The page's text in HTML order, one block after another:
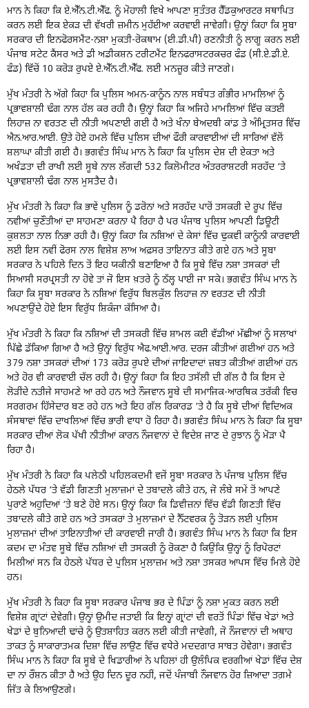
ਮਾਨ ਨੇ ਕਿਹਾ ਕਿ ਏ.ਐੱਨ.ਟੀ.ਐੱਫ. ਨੂੰ ਮੋਹਾਲੀ ਵਿਖੇ ਆਪਣਾ ਸੁਤੰਤਰ ਹੈੱਡਕੁਆਰਟਰ ਸਥਾਪਿਤ
ਕਰਨ ਲਈ ਇਕ ਏਕੜ ਦੀ ਵੱਖਰੀ ਜ਼ਮੀਨ ਮੁਹੱਈਆ ਕਰਵਾਈ ਜਾਵੇਗੀ। ਉਨ੍ਹਾਂ ਕਿਹਾ ਕਿ ਸੂਬਾ
ਸਰਕਾਰ ਦੀ ਇਨਫੋਰਸਮੈਂਟ-ਨਸ਼ਾ ਮੁਕਤੀ-ਰੋਕਥਾਮ (ਈ.ਡੀ.ਪੀ) ਰਣਨੀਤੀ ਨੂੰ ਲਾਗੂ ਕਰਨ ਲਈ
ਪੰਜਾਬ ਸਟੇਟ ਕੈਂਸਰ ਅਤੇ ਡੀ ਅਡੀਕਸ਼ਨ ਟਰੀਟਮੈਂਟ ਇਨਫਰਾਸਟਰਕਚਰ ਫੰਡ (ਸੀ.ਏ.ਡੀ.ਏ.
ਫੰਡ) ਵਿੱਚੋਂ 10 ਕਰੋੜ ਰੁਪਏ ਏ.ਐੱਨ.ਟੀ.ਐੱਫ. ਲਈ ਮਨਜ਼ੂਰ ਕੀਤੇ ਜਾਣਗੇ।
ਮੁੱਖ ਮੰਤਰੀ ਨੇ ਅੱਗੇ ਕਿਹਾ ਕਿ ਪੁਲਿਸ ਅਮਨ-ਕਾਨੂੰਨ ਨਾਲ ਸਬੰਧਤ ਗੰਭੀਰ ਮਾਮਲਿਆਂ ਨੂੰ
ਪ੍ਰਭਾਵਸ਼ਾਲੀ ਢੰਗ ਨਾਲ ਹੱਲ ਕਰ ਰਹੀ ਹੈ। ਉਨ੍ਹਾਂ ਕਿਹਾ ਕਿ ਅਜਿਹੇ ਮਾਮਲਿਆਂ ਵਿੱਚ ਕਤਈ
ਲਿਹਾਜ਼ ਨਾ ਵਰਤਣ ਦੀ ਨੀਤੀ ਅਪਣਾਈ ਗਈ ਹੈ ਅਤੇ ਖੰਨਾ ਬੇਅਦਬੀ ਕਾਂਡ ਤੇ ਅੰਮ੍ਰਿਤਸਰ ਵਿੱਚ
ਐਨ.ਆਰ.ਆਈ. ਉਤੇ ਹੋਏ ਹਮਲੇ ਵਿੱਚ ਪੁਲਿਸ ਦੀਆਂ ਫੌਰੀ ਕਾਰਵਾਈਆਂ ਦੀ ਸਾਰਿਆਂ ਵੱਲੋਂ
ਸ਼ਲਾਘਾ ਕੀਤੀ ਗਈ ਹੈ। ਭਗਵੰਤ ਸਿੰਘ ਮਾਨ ਨੇ ਕਿਹਾ ਕਿ ਪੁਲਿਸ ਦੇਸ਼ ਦੀ ਏਕਤਾ ਅਤੇ
ਅਖੰਡਤਾ ਦੀ ਰਾਖੀ ਲਈ ਸੂਬੇ ਨਾਲ ਲੱਗਦੀ 532 ਕਿਲੋਮੀਟਰ ਅੰਤਰਰਾਸ਼ਟਰੀ ਸਰਹੱਦ ‘ਤੇ
ਪ੍ਰਭਾਵਸ਼ਾਲੀ ਢੰਗ ਨਾਲ ਮੁਸਤੈਦ ਹੈ।
ਮੁੱਖ ਮੰਤਰੀ ਨੇ ਕਿਹਾ ਕਿ ਭਾਵੇਂ ਪੁਲਿਸ ਨੂੰ ਡਰੋਨਾਂ ਅਤੇ ਸਰਹੱਦ ਪਾਰੋਂ ਤਸਕਰੀ ਦੇ ਰੂਪ ਵਿੱਚ
ਨਵੀਆਂ ਚੁਣੌਤੀਆਂ ਦਾ ਸਾਹਮਣਾ ਕਰਨਾ ਪੈ ਰਿਹਾ ਹੈ ਪਰ ਪੰਜਾਬ ਪੁਲਿਸ ਆਪਣੀ ਡਿਊਟੀ
ਕੁਸ਼ਲਤਾ ਨਾਲ ਨਿਭਾ ਰਹੀ ਹੈ। ਉਨ੍ਹਾਂ ਕਿਹਾ ਕਿ ਨਸ਼ਿਆਂ ਦੇ ਕੇਸਾਂ ਵਿੱਚ ਢੁਕਵੀਂ ਕਾਨੂੰਨੀ ਕਾਰਵਾਈ
ਲਈ ਇਸ ਨਵੀਂ ਫੋਰਸ ਨਾਲ ਵਿਸ਼ੇਸ਼ ਲਾਅ ਅਫ਼ਸਰ ਤਾਇਨਾਤ ਕੀਤੇ ਗਏ ਹਨ ਅਤੇ ਸੂਬਾ
ਸਰਕਾਰ ਨੇ ਪਹਿਲੇ ਦਿਨ ਤੋਂ ਇਹ ਯਕੀਨੀ ਬਣਾਇਆ ਹੈ ਕਿ ਸੂਬੇ ਵਿੱਚ ਨਸ਼ਾ ਤਸਕਰਾਂ ਦੀ
ਸਿਆਸੀ ਸਰਪ੍ਰਸਤੀ ਨਾ ਹੋਵੇ ਤਾਂ ਜੋ ਇਸ ਖ਼ਤਰੇ ਨੂੰ ਠੱਲ੍ਹ ਪਾਈ ਜਾ ਸਕੇ। ਭਗਵੰਤ ਸਿੰਘ ਮਾਨ ਨੇ
ਕਿਹਾ ਕਿ ਸੂਬਾ ਸਰਕਾਰ ਨੇ ਨਸ਼ਿਆਂ ਵਿਰੁੱਧ ਬਿਲਕੁੱਲ ਲਿਹਾਜ਼ ਨਾ ਵਰਤਣ ਦੀ ਨੀਤੀ
ਅਪਣਾਉਂਦੇ ਹੋਏ ਇਸ ਵਿਰੁੱਧ ਸ਼ਿਕੰਜਾ ਕੱਸਿਆ ਹੈ।
ਮੁੱਖ ਮੰਤਰੀ ਨੇ ਕਿਹਾ ਕਿ ਨਸ਼ਿਆਂ ਦੀ ਤਸਕਰੀ ਵਿੱਚ ਸ਼ਾਮਲ ਕਈ ਵੱਡੀਆਂ ਮੱਛੀਆਂ ਨੂੰ ਸਲਾਖਾਂ
ਪਿੱਛੇ ਡੱਕਿਆ ਗਿਆ ਹੈ ਅਤੇ ਉਨ੍ਹਾਂ ਵਿਰੁੱਧ ਐਫ.ਆਈ.ਆਰ. ਦਰਜ ਕੀਤੀਆਂ ਗਈਆਂ ਹਨ ਅਤੇ
379 ਨਸ਼ਾ ਤਸਕਰਾਂ ਦੀਆਂ 173 ਕਰੋੜ ਰੁਪਏ ਦੀਆਂ ਜਾਇਦਾਦਾਂ ਜ਼ਬਤ ਕੀਤੀਆਂ ਗਈਆਂ ਹਨ
ਅਤੇ ਹੋਰ ਵੀ ਕਾਰਵਾਈ ਚੱਲ ਰਹੀ ਹੈ। ਉਨ੍ਹਾਂ ਕਿਹਾ ਕਿ ਇਹ ਤਸੱਲੀ ਦੀ ਗੱਲ ਹੈ ਕਿ ਇਸ ਦੇ
ਲੋੜੀਂਦੇ ਨਤੀਜੇ ਸਾਹਮਣੇ ਆ ਰਹੇ ਹਨ ਅਤੇ ਨੌਜਵਾਨ ਸੂਬੇ ਦੀ ਸਮਾਜਿਕ-ਆਰਥਿਕ ਤਰੱਕੀ ਵਿਚ
ਸਰਗਰਮ ਹਿੱਸੇਦਾਰ ਬਣ ਰਹੇ ਹਨ ਅਤੇ ਇਹ ਗੱਲ ਰਿਕਾਰਡ ‘ਤੇ ਹੈ ਕਿ ਸੂਬੇ ਦੀਆਂ ਵਿਦਿਅਕ
ਸੰਸਥਾਵਾਂ ਵਿੱਚ ਦਾਖਲਿਆਂ ਵਿੱਚ ਭਾਰੀ ਵਾਧਾ ਹੋ ਰਿਹਾ ਹੈ। ਭਗਵੰਤ ਸਿੰਘ ਮਾਨ ਨੇ ਕਿਹਾ ਕਿ ਸੂਬਾ
ਸਰਕਾਰ ਦੀਆਂ ਲੋਕ ਪੱਖੀ ਨੀਤੀਆਂ ਕਾਰਨ ਨੌਜਵਾਨਾਂ ਦੇ ਵਿਦੇਸ਼ ਜਾਣ ਦੇ ਰੁਝਾਨ ਨੂੰ ਮੋੜਾ ਪੈ
ਰਿਹਾ ਹੈ।
ਮੁੱਖ ਮੰਤਰੀ ਨੇ ਕਿਹਾ ਕਿ ਪਲੇਠੀ ਪਹਿਲਕਦਮੀ ਵਜੋਂ ਸੂਬਾ ਸਰਕਾਰ ਨੇ ਪੰਜਾਬ ਪੁਲਿਸ ਵਿੱਚ
ਹੇਠਲੇ ਪੱਧਰ ‘ਤੇ ਵੱਡੀ ਗਿਣਤੀ ਮੁਲਾਜ਼ਮਾਂ ਦੇ ਤਬਾਦਲੇ ਕੀਤੇ ਹਨ, ਜੋ ਲੰਬੇ ਸਮੇਂ ਤੋਂ ਆਪਣੇ
ਪੁਰਾਣੇ ਅਹੁਦਿਆਂ ‘ਤੇ ਬਣੇ ਹੋਏ ਸਨ। ਉਨ੍ਹਾਂ ਕਿਹਾ ਕਿ ਡਿਵੀਜ਼ਨਾਂ ਵਿੱਚ ਵੱਡੀ ਗਿਣਤੀ ਵਿੱਚ
ਤਬਾਦਲੇ ਕੀਤੇ ਗਏ ਹਨ ਅਤੇ ਤਸਕਰਾਂ ਤੇ ਮੁਲਾਜ਼ਮਾਂ ਦੇ ਨੈੱਟਵਰਕ ਨੂੰ ਤੋੜਨ ਲਈ ਪੁਲਿਸ
ਮੁਲਾਜ਼ਮਾਂ ਦੀਆਂ ਤਾਇਨਾਤੀਆਂ ਦੀ ਕਾਰਵਾਈ ਜਾਰੀ ਹੈ। ਭਗਵੰਤ ਸਿੰਘ ਮਾਨ ਨੇ ਕਿਹਾ ਕਿ ਇਸ
ਕਦਮ ਦਾ ਮੰਤਵ ਸੂਬੇ ਵਿੱਚ ਨਸ਼ਿਆਂ ਦੀ ਤਸਕਰੀ ਨੂੰ ਰੋਕਣਾ ਹੈ ਕਿਉਂਕਿ ਉਨ੍ਹਾਂ ਨੂੰ ਰਿਪੋਰਟਾਂ
ਮਿਲੀਆਂ ਸਨ ਕਿ ਹੇਠਲੇ ਪੱਧਰ ਦੇ ਪੁਲਿਸ ਮੁਲਾਜ਼ਮ ਅਤੇ ਨਸ਼ਾ ਤਸਕਰ ਆਪਸ ਵਿੱਚ ਮਿਲੇ ਹੋਏ
ਹਨ।
ਮੁੱਖ ਮੰਤਰੀ ਨੇ ਕਿਹਾ ਕਿ ਸੂਬਾ ਸਰਕਾਰ ਪੰਜਾਬ ਭਰ ਦੇ ਪਿੰਡਾਂ ਨੂੰ ਨਸ਼ਾ ਮੁਕਤ ਕਰਨ ਲਈ
ਵਿਸ਼ੇਸ਼ ਗ੍ਰਾਂਟਾਂ ਦੇਵੇਗੀ। ਉਨ੍ਹਾਂ ਉਮੀਦ ਜਤਾਈ ਕਿ ਇਨ੍ਹਾਂ ਗ੍ਰਾਂਟਾਂ ਦੀ ਵਰਤੋਂ ਪਿੰਡਾਂ ਵਿੱਚ ਖੇਡਾਂ ਅਤੇ
ਖੇਡਾਂ ਦੇ ਬੁਨਿਆਦੀ ਢਾਂਚੇ ਨੂੰ ਉਤਸ਼ਾਹਿਤ ਕਰਨ ਲਈ ਕੀਤੀ ਜਾਵੇਗੀ, ਜੋ ਨੌਜਵਾਨਾਂ ਦੀ ਅਥਾਹ
ਤਾਕਤ ਨੂੰ ਸਾਕਾਰਾਤਮਕ ਦਿਸ਼ਾ ਵਿੱਚ ਲਾਉਣ ਵਿੱਚ ਵਧੇਰੇ ਮਦਦਗਾਰ ਸਾਬਤ ਹੋਵੇਗਾ। ਭਗਵੰਤ
ਸਿੰਘ ਮਾਨ ਨੇ ਕਿਹਾ ਕਿ ਸੂਬੇ ਦੇ ਖਿਡਾਰੀਆਂ ਨੇ ਪਹਿਲਾਂ ਹੀ ਉਲੰਪਿਕ ਵਰਗੀਆਂ ਖੇਡਾਂ ਵਿੱਚ ਦੇਸ਼
ਦਾ ਨਾਂ ਰੌਸ਼ਨ ਕੀਤਾ ਹੈ ਅਤੇ ਉਹ ਦਿਨ ਦੂਰ ਨਹੀਂ, ਜਦੋਂ ਪੰਜਾਬੀ ਨੌਜਵਾਨ ਹੋਰ ਜ਼ਿਆਦਾ ਤਗ਼ਮੇ
ਜਿੱਤ ਕੇ ਲਿਆਉਣਗੇ।